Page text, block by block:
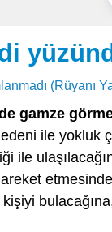
(Rüyanı
gamze
ile yokluk
ile
kişiyi